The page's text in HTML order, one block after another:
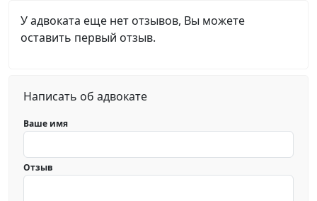
У адвоката еще нет отзывов, Вы можете
оставить первый отзыв.
Написать об адвокате
Ваше имя
Отзыв